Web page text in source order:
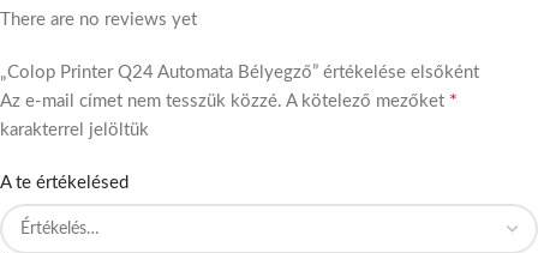
There are no reviews yet
„Colop Printer Q24 Automata Bélyegző” értékelése elsőként
Az e-mail címet nem tesszük közzé. A kötelező mezőket *
karakterrel jelöltük
A te értékelésed